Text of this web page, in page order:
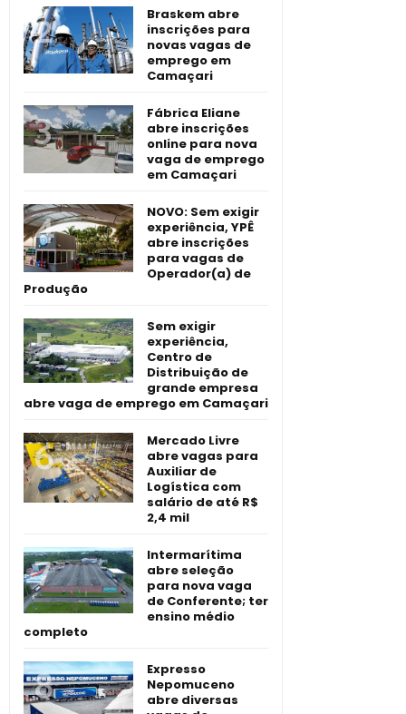
Braskem abre
inscrições para
novas vagas de
emprego em
Camaçari
Fábrica Eliane
abre inscrições
online para nova
vaga de emprego
em Camaçari
NOVO: Sem exigir
experiência, YPÊ
abre inscrições
para vagas de
Operador(a) de
Produção
Sem exigir
experiência,
Centro de
Distribuição de
grande empresa
abre vaga de emprego em Camaçari
Mercado Livre
abre vagas para
Auxiliar de
Logística com
salário de até R$
2,4 mil
Intermarítima
abre seleção
para nova vaga
de Conferente; ter
ensino médio
completo
Expresso
Nepomuceno
abre diversas